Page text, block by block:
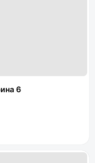
6